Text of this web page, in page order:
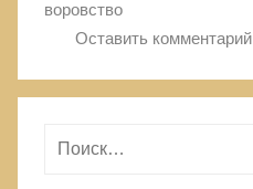
воровство
Оставить комментарий